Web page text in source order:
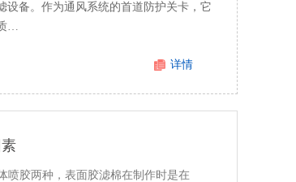
设备。作为通风系统的首道防护关卡，它
…
详情
喷胶两种，表面胶滤棉在制作时是在